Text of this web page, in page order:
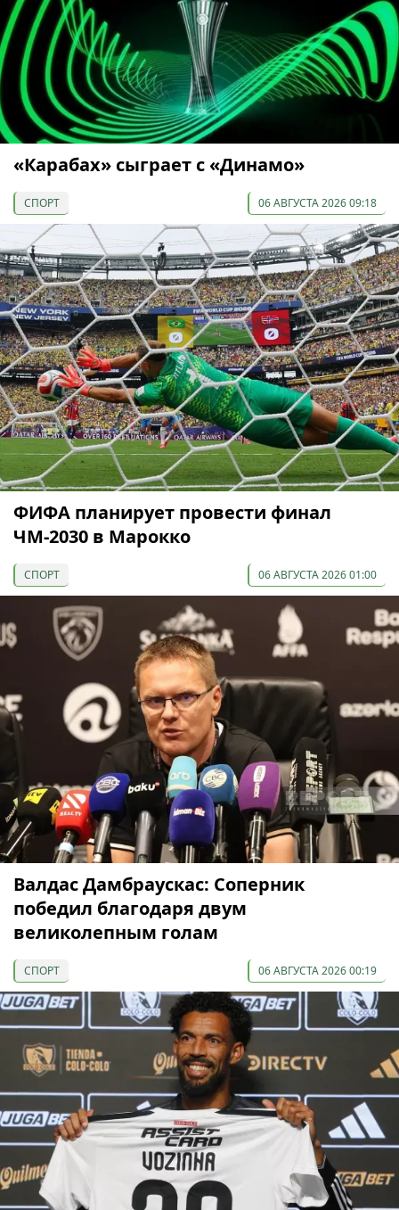
«Карабах» сыграет с «Динамо»
СПОРТ 06 АВГУСТА 2026 09:18
ФИФА планирует провести финал
ЧМ-2030 в Марокко
СПОРТ 06 АВГУСТА 2026 01:00
Валдас Дамбраускас: Соперник
победил благодаря двум
великолепным голам
СПОРТ 06 АВГУСТА 2026 00:19